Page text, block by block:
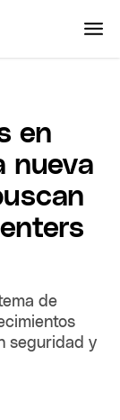
en
nueva
de
seguridad y